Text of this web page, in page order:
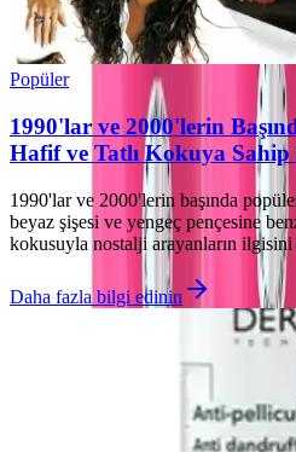
Popüler
1990'lar ve 2000'lerin
Hafif ve Tatlı Kokuya Sahip
1990'lar ve 2000'lerin başında
beyaz şişesi ve yengeç pençesine
kokusuyla nostalji arayanların
Daha fazla bilgi edinin